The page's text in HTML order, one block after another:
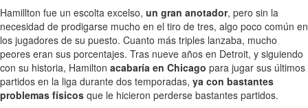
Hamillton fue un escolta excelso, un gran anotador, pero sin la
necesidad de prodigarse mucho en el tiro de tres, algo poco común en
los jugadores de su puesto. Cuanto más triples lanzaba, mucho
peores eran sus porcentajes. Tras nueve años en Detroit, y siguiendo
con su historia, Hamilton acabaría en Chicago para jugar sus últimos
partidos en la liga durante dos temporadas, ya con bastantes
problemas físicos que le hicieron perderse bastantes partidos.